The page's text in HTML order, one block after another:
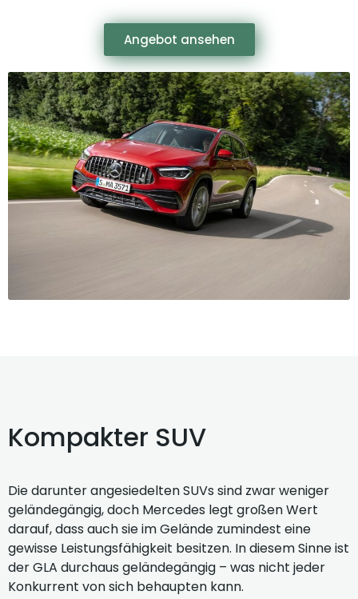
Angebot ansehen
Kompakter SUV
Die darunter angesiedelten SUVs sind zwar weniger
geländegängig, doch Mercedes legt großen Wert
darauf, dass auch sie im Gelände zumindest eine
gewisse Leistungsfähigkeit besitzen. In diesem Sinne ist
der GLA durchaus geländegängig – was nicht jeder
Konkurrent von sich behaupten kann.